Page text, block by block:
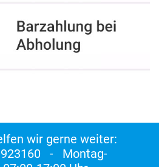
wir gerne weiter:
923160 - Montag-